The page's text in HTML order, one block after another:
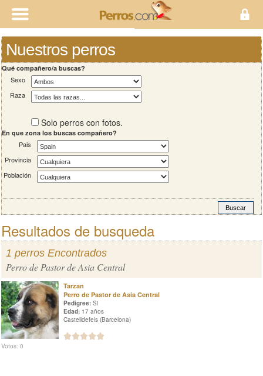
Nuestros perros
Qué compañero/a buscas?
Sexo
Raza
Solo perros con fotos.
En que zona los buscas compañero?
Pais
Provincia
Población
Resultados de busqueda
1 perros Encontrados
Perro de Pastor de Asia Central
Tarzan
Perro de Pastor de Asia Central
Pedigree: Si
Edad: 17 años
Castelldefels (Barcelona)
Votos: 0